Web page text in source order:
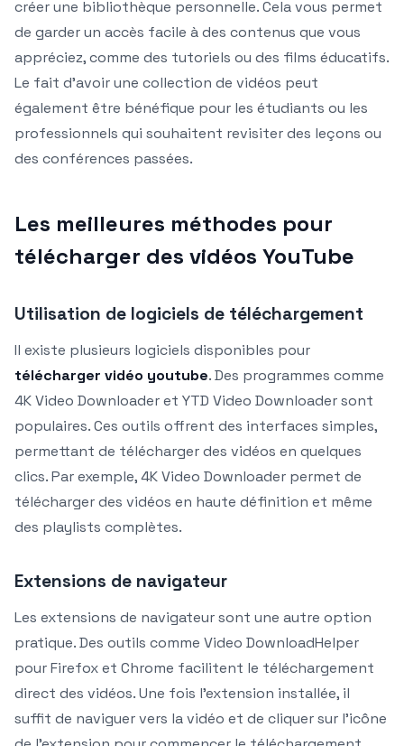
créer une bibliothèque personnelle. Cela vous permet
de garder un accès facile à des contenus que vous
appréciez, comme des tutoriels ou des films éducatifs.
Le fait d’avoir une collection de vidéos peut
également être bénéfique pour les étudiants ou les
professionnels qui souhaitent revisiter des leçons ou
des conférences passées.
Les meilleures méthodes pour
télécharger des vidéos YouTube
Utilisation de logiciels de téléchargement
Il existe plusieurs logiciels disponibles pour
télécharger vidéo youtube. Des programmes comme
4K Video Downloader et YTD Video Downloader sont
populaires. Ces outils offrent des interfaces simples,
permettant de télécharger des vidéos en quelques
clics. Par exemple, 4K Video Downloader permet de
télécharger des vidéos en haute définition et même
des playlists complètes.
Extensions de navigateur
Les extensions de navigateur sont une autre option
pratique. Des outils comme Video DownloadHelper
pour Firefox et Chrome facilitent le téléchargement
direct des vidéos. Une fois l’extension installée, il
suffit de naviguer vers la vidéo et de cliquer sur l’icône